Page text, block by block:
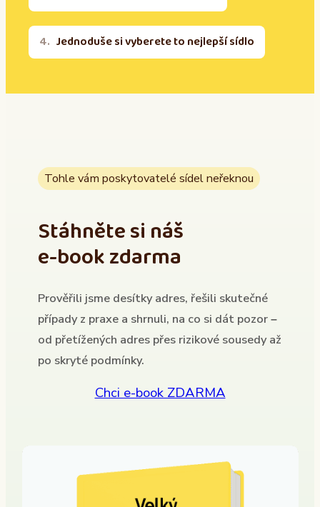
Jednoduše si vyberete to nejlepší sídlo
Tohle vám poskytovatelé sídel neřeknou
Stáhněte si náš
e-book zdarma
Prověřili jsme desítky adres, řešili skutečné
případy z praxe a shrnuli, na co si dát pozor –
od přetížených adres přes rizikové sousedy až
po skryté podmínky.
Chci e-book ZDARMA